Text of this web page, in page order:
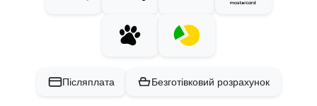
Післяплата Безготівковий розрахунок